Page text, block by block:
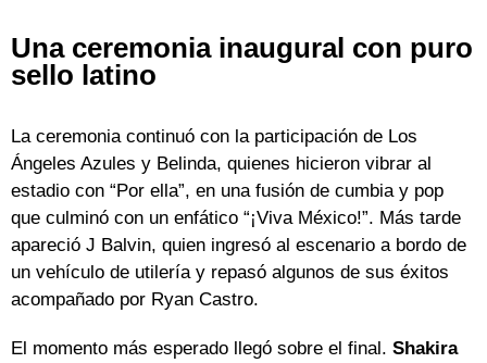
Una ceremonia inaugural con puro
sello latino
La ceremonia continuó con la participación de Los
Ángeles Azules y Belinda, quienes hicieron vibrar al
estadio con “Por ella”, en una fusión de cumbia y pop
que culminó con un enfático “¡Viva México!”. Más tarde
apareció J Balvin, quien ingresó al escenario a bordo de
un vehículo de utilería y repasó algunos de sus éxitos
acompañado por Ryan Castro.
El momento más esperado llegó sobre el final. Shakira